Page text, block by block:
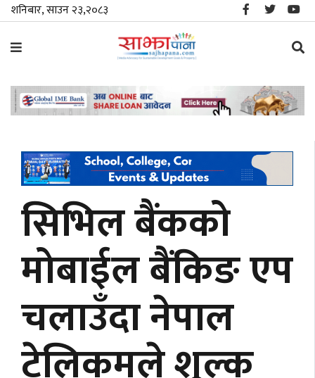
शनिबार, साउन २३,२०८३
समाचार
स्थानीय
राजनीति
जीवनशैली
मनोरञ्जन/
साहित्य
अर्थ
अन्तरवार्ता
सिभिल बैंकको
मोबाईल बैंकिङ एप
चलाउँदा नेपाल